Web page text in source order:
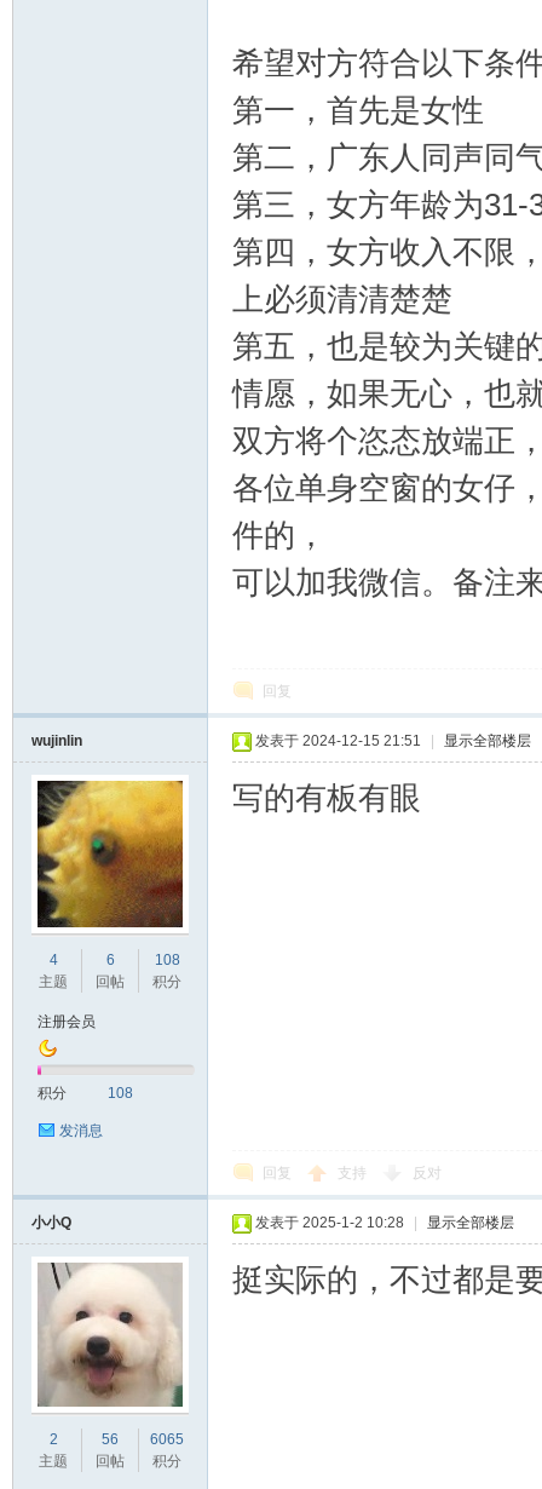
希望对方符合以下条
第一，首先是女性
第二，广东人同声同
第三，女方年龄为31-
第四，女方收入不限
上必须清清楚楚
第五，也是较为关键
情愿，如果无心，也
双方将个恣态放端正
各位单身空窗的女仔
件的，
可以加我微信。备注
回复
wujinlin
4
主题
6
回帖
108
积分
注册会员
积分 108
发消息
发表于 2024-12-15 21:51 显示全部楼层
写的有板有眼
回复 支持 反对
小小Q
2
主题
56
回帖
6065
积分
发表于 2025-1-2 10:28 显示全部楼层
挺实际的，不过都是